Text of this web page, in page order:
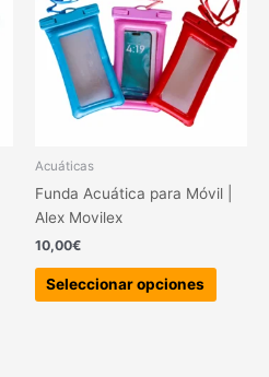
Acuáticas
Funda Acuática para Móvil |
Alex Movilex
10,00€
Seleccionar opciones
Las
en